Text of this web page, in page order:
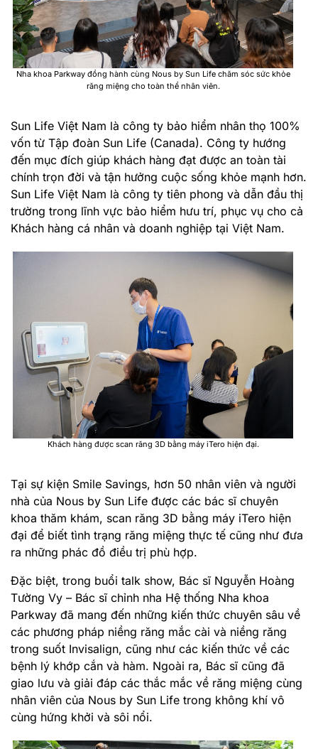
Nha khoa Parkway đồng hành cùng Nous by Sun Life chăm sóc sức khỏe
răng miệng cho toàn thể nhân viên.
Sun Life Việt Nam là công ty bảo hiểm nhân thọ 100%
vốn từ Tập đoàn Sun Life (Canada). Công ty hướng
đến mục đích giúp khách hàng đạt được an toàn tài
chính trọn đời và tận hưởng cuộc sống khỏe mạnh hơn.
Sun Life Việt Nam là công ty tiên phong và dẫn đầu thị
trường trong lĩnh vực bảo hiểm hưu trí, phục vụ cho cả
Khách hàng cá nhân và doanh nghiệp tại Việt Nam.
Khách hàng được scan răng 3D bằng máy iTero hiện đại.
Tại sự kiện Smile Savings, hơn 50 nhân viên và người
nhà của Nous by Sun Life được các bác sĩ chuyên
khoa thăm khám, scan răng 3D bằng máy iTero hiện
đại để biết tình trạng răng miệng thực tế cũng như đưa
ra những phác đồ điều trị phù hợp.
Đặc biệt, trong buổi talk show, Bác sĩ Nguyễn Hoàng
Tường Vy – Bác sĩ chỉnh nha Hệ thống Nha khoa
Parkway đã mang đến những kiến thức chuyên sâu về
các phương pháp niềng răng mắc cài và niềng răng
trong suốt Invisalign, cũng như các kiến thức về các
bệnh lý khớp cắn và hàm. Ngoài ra, Bác sĩ cũng đã
giao lưu và giải đáp các thắc mắc về răng miệng cùng
nhân viên của Nous by Sun Life trong không khí vô
cùng hứng khởi và sôi nổi.